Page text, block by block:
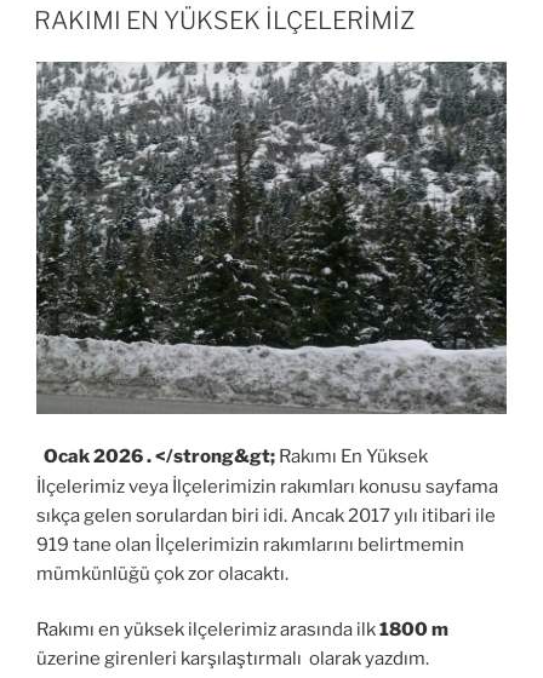
TARIHI
RAKIMI EN YÜKSEK İLÇELERİMİZ
Ocak 2026 . </strong&gt; Rakımı En Yüksek
İlçelerimiz veya İlçelerimizin rakımları konusu sayfama
sıkça gelen sorulardan biri idi. Ancak 2017 yılı itibari ile
919 tane olan İlçelerimizin rakımlarını belirtmemin
mümkünlüğü çok zor olacaktı.
Rakımı en yüksek ilçelerimiz arasında ilk1800 m
üzerine girenleri karşılaştırmalı olarak yazdım.